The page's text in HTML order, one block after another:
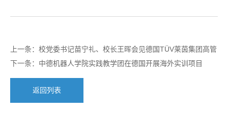
上一条： 校党委书记苗宁礼、校长王晖会见德国TÜV莱茵集团高管
下一条： 中德机器人学院实践教学团在德国开展海外实训项目
返回列表